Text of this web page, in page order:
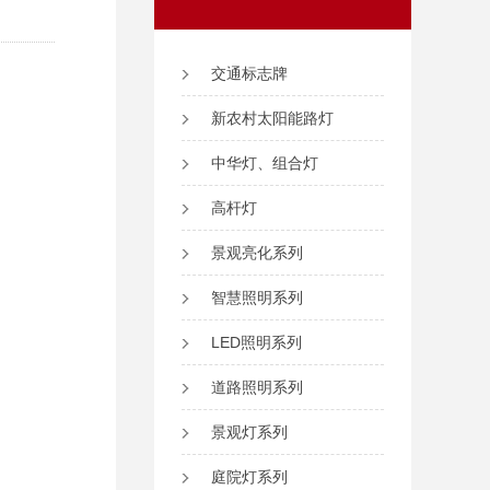
交通标志牌
新农村太阳能路灯
中华灯、组合灯
高杆灯
景观亮化系列
智慧照明系列
LED照明系列
道路照明系列
景观灯系列
庭院灯系列